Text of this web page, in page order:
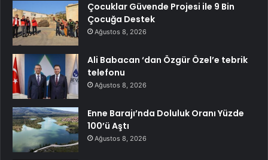
Çocuklar Güvende Projesi ile 9 Bin
Çocuğa Destek
Ağustos 8, 2026
Ali Babacan ‘dan Özgür Özel’e tebrik
telefonu
Ağustos 8, 2026
Enne Barajı’nda Doluluk Oranı Yüzde
100’ü Aştı
Ağustos 8, 2026